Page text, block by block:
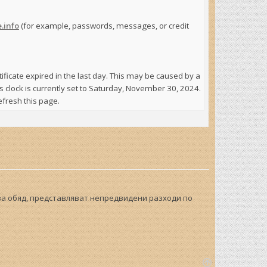
(for example, passwords, messages, or credit
expired in the last day. This may be caused by a
is currently set to Saturday, November 30, 2024.
this page.
обяд, представляват непредвидени разходи по